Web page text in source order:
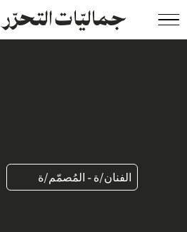
جماليّات التحرّر
الفنان/ة - المُصمّم/ة